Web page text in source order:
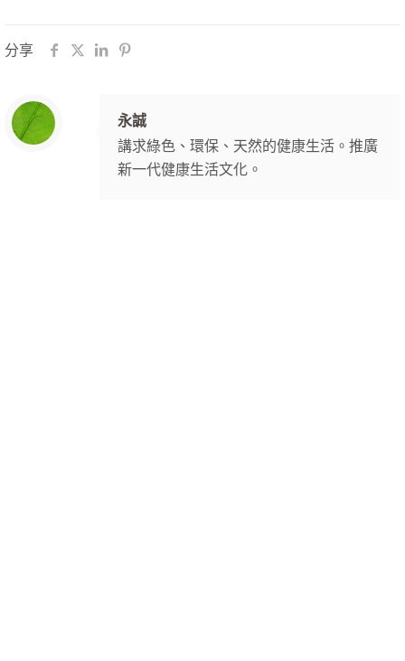
分享
永誠
講求綠色、環保、天然的健康生活。推廣
新一代健康生活文化。